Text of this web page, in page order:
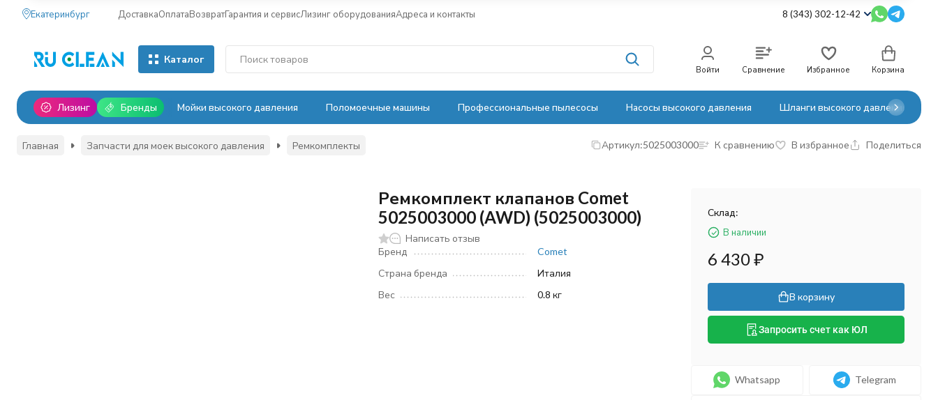
Екатеринбург ДоставкаОплатаВозвратГарантия и сервисЛизинг оборудованияАдреса и контакты 8 (343) 302-12-42
Каталог
Войти Сравнение Избранное Корзина
Лизинг Бренды Мойки высокого давления Поломоечные машины Профессиональные пылесосы Насосы высокого давления Шланги высокого давления
Главная Запчасти для моек высокого давления Ремкомплекты Артикул:5025003000 К сравнению В избранное Поделиться
Ремкомплект клапанов Comet
5025003000 (AWD) (5025003000)
Написать отзыв
Бренд
Comet
Страна бренда
Италия
Вес
0.8 кг
Склад:
В наличии
6 430₽
В корзину
Запросить счет как ЮЛ
Whatsapp Telegram